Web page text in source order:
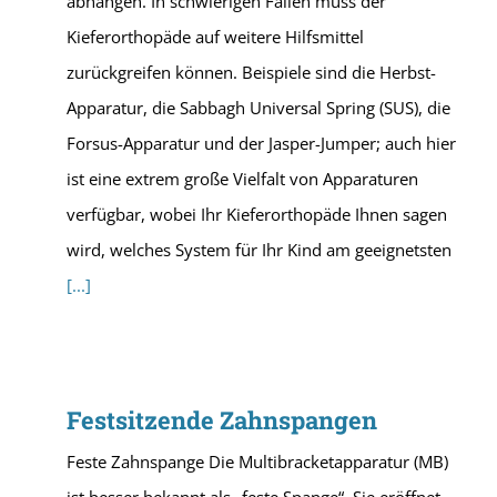
Kieferorthopäde auf weitere Hilfsmittel
zurückgreifen können. Beispiele sind die Herbst-
Apparatur, die Sabbagh Universal Spring (SUS), die
Forsus-Apparatur und der Jasper-Jumper; auch hier
ist eine extrem große Vielfalt von Apparaturen
verfügbar, wobei Ihr Kieferorthopäde Ihnen sagen
wird, welches System für Ihr Kind am geeignetsten
[...]
Festsitzende Zahnspangen
Feste Zahnspange Die Multibracketapparatur (MB)